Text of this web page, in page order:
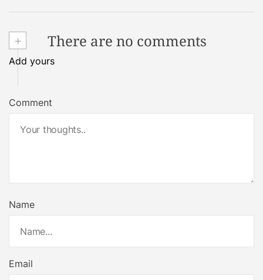
+ There are no comments
Add yours
Comment
Name
Email